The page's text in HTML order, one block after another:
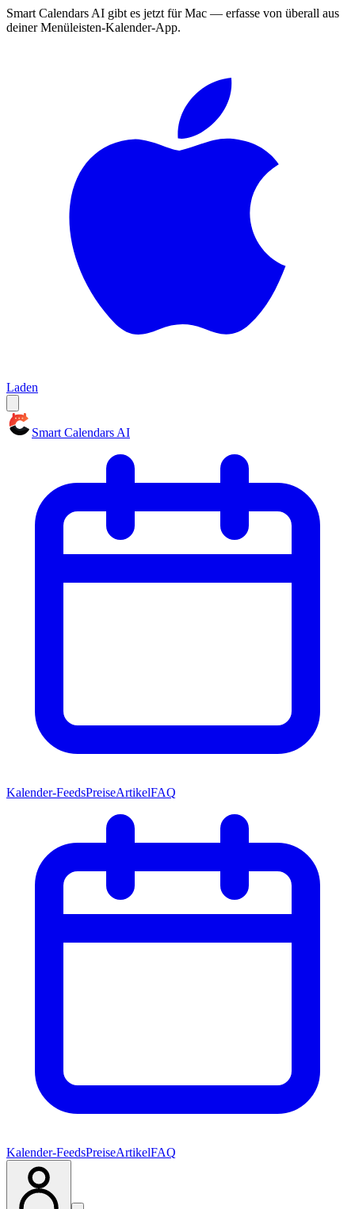
Smart Calendars AI gibt es jetzt für Mac — erfasse von überall aus
deiner Menüleisten-Kalender-App.
Laden
Smart Calendars AI
Kalender-FeedsPreiseArtikelFAQ
Kalender-FeedsPreiseArtikelFAQ